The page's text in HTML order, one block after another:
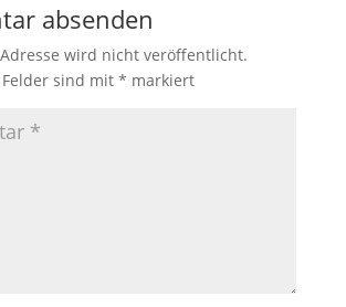
absenden
wird nicht veröffentlicht.
sind mit * markiert